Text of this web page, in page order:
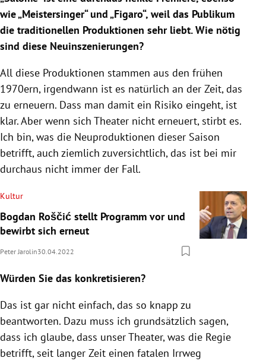
wie „Meistersinger“ und „Figaro“, weil das Publikum
die traditionellen Produktionen sehr liebt. Wie nötig
sind diese Neuinszenierungen?
All diese Produktionen stammen aus den frühen
1970ern, irgendwann ist es natürlich an der Zeit, das
zu erneuern. Dass man damit ein Risiko eingeht, ist
klar. Aber wenn sich Theater nicht erneuert, stirbt es.
Ich bin, was die Neuproduktionen dieser Saison
betrifft, auch ziemlich zuversichtlich, das ist bei mir
durchaus nicht immer der Fall.
Kultur
Bogdan Roščić stellt Programm vor und
bewirbt sich erneut
Peter Jarolin30.04.2022
Würden Sie das konkretisieren?
Das ist gar nicht einfach, das so knapp zu
beantworten. Dazu muss ich grundsätzlich sagen,
dass ich glaube, dass unser Theater, was die Regie
betrifft, seit langer Zeit einen fatalen Irrweg